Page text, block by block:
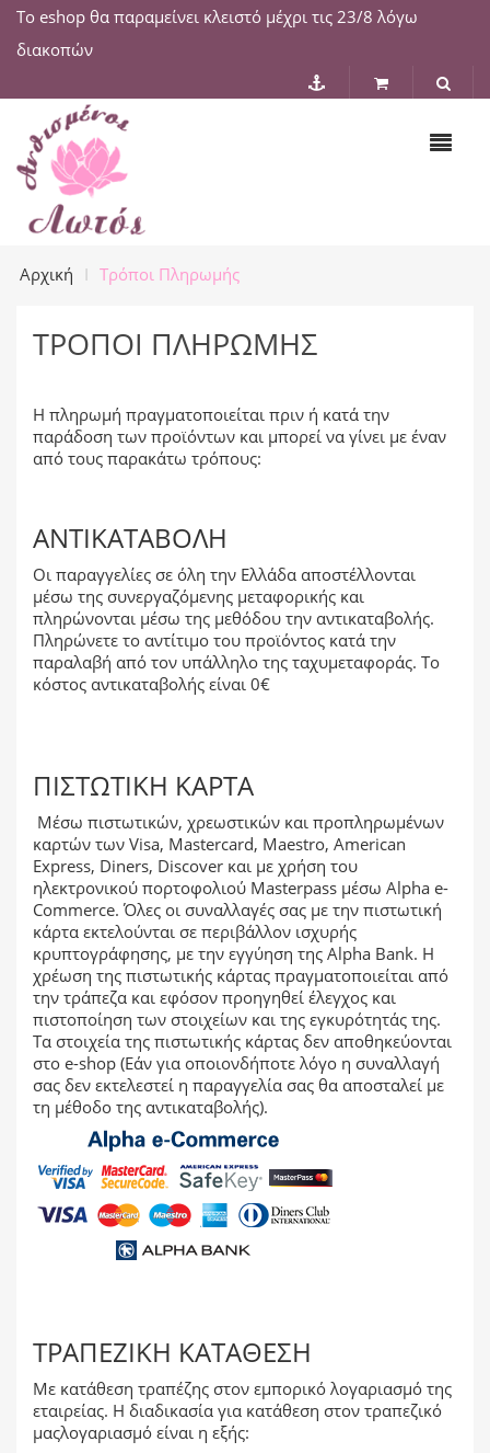
Το eshop θα παραμείνει κλειστό μέχρι τις 23/8 λόγω
διακοπών
Αρχική Τρόποι Πληρωμής
ΤΡΌΠΟΙ ΠΛΗΡΩΜΉΣ
Η πληρωμή πραγματοποιείται πριν ή κατά την
παράδοση των προϊόντων και μπορεί να γίνει με έναν
από τους παρακάτω τρόπους:
ΑΝΤΙΚΑΤΑΒΟΛΉ
Οι παραγγελίες σε όλη την Ελλάδα αποστέλλονται
μέσω της συνεργαζόμενης μεταφορικής και
πληρώνονται μέσω της μεθόδου την αντικαταβολής.
Πληρώνετε το αντίτιμο του προϊόντος κατά την
παραλαβή από τον υπάλληλο της ταχυμεταφοράς. Το
κόστος αντικαταβολής είναι 0€
ΠΙΣΤΩΤΙΚΉ ΚΆΡΤΑ
Μέσω πιστωτικών, χρεωστικών και προπληρωμένων
καρτών των Visa, Mastercard, Maestro, American
Express, Diners, Discover και με χρήση του
ηλεκτρονικού πορτοφολιού Masterpass μέσω Alpha e-
Commerce. Όλες οι συναλλαγές σας με την πιστωτική
κάρτα εκτελούνται σε περιβάλλον ισχυρής
κρυπτογράφησης, με την εγγύηση της Alpha Bank. Η
χρέωση της πιστωτικής κάρτας πραγματοποιείται από
την τράπεζα και εφόσον προηγηθεί έλεγχος και
πιστοποίηση των στοιχείων και της εγκυρότητάς της.
Τα στοιχεία της πιστωτικής κάρτας δεν αποθηκεύονται
στο e-shop (Εάν για οποιονδήποτε λόγο η συναλλαγή
σας δεν εκτελεστεί η παραγγελία σας θα αποσταλεί με
τη μέθοδο της αντικαταβολής).
ΤΡΑΠΕΖΙΚΉ ΚΑΤΆΘΕΣΗ
Με κατάθεση τραπέζης στον εμπορικό λογαριασμό της
εταιρείας. Η διαδικασία για κατάθεση στον τραπεζικό
μαςλογαριασμό είναι η εξής: